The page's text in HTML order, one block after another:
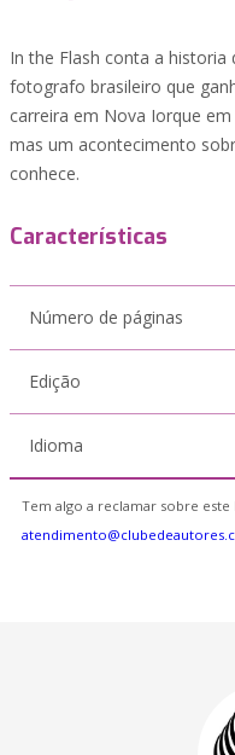
In the Flash conta a
fotografo brasileiro que
carreira em Nova Iorque
mas um acontecimento
conhece.
Características
Número de páginas
Edição
Idioma
Tem algo a reclamar sobre este